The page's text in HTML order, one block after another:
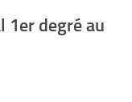
1er degré au